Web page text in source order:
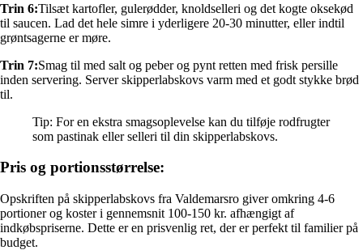
Trin 6:Tilsæt kartofler, gulerødder, knoldselleri og det kogte oksekød
til saucen. Lad det hele simre i yderligere 20-30 minutter, eller indtil
grøntsagerne er møre.
Trin 7:Smag til med salt og peber og pynt retten med frisk persille
inden servering. Server skipperlabskovs varm med et godt stykke brød
til.
Tip: For en ekstra smagsoplevelse kan du tilføje rodfrugter
som pastinak eller selleri til din skipperlabskovs.
Pris og portionsstørrelse:
Opskriften på skipperlabskovs fra Valdemarsro giver omkring 4-6
portioner og koster i gennemsnit 100-150 kr. afhængigt af
indkøbspriserne. Dette er en prisvenlig ret, der er perfekt til familier på
budget.